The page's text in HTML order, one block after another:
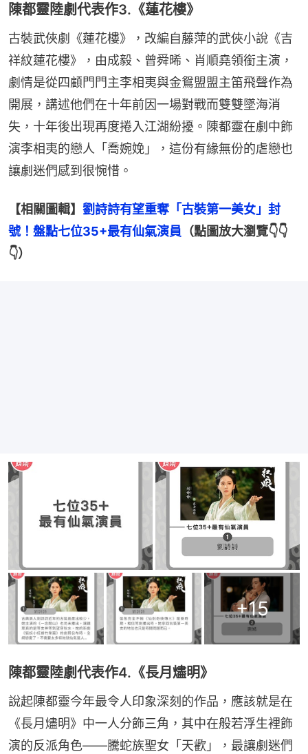
陳都靈陸劇代表作3.《蓮花樓》
古裝武俠劇《蓮花樓》，改編自藤萍的武俠小說《吉
祥紋蓮花樓》，由成毅、曾舜晞、肖順堯領銜主演，
劇情是從四顧門門主李相夷與金鴛盟盟主笛飛聲作為
開展，講述他們在十年前因一場對戰而雙雙墜海消
失，十年後出現再度捲入江湖紛擾。陳都靈在劇中飾
演李相夷的戀人「喬婉娩」，這份有緣無份的虐戀也
讓劇迷們感到很惋惜。
【相關圖輯】 劉詩詩有望重奪「古裝第一美女」封
號！盤點七位35+最有仙氣演員 （點圖放大瀏覽👇👇
👇）
+15
陳都靈陸劇代表作4.《長月燼明》
說起陳都靈今年最令人印象深刻的作品，應該就是在
《長月燼明》中一人分飾三角，其中在般若浮生裡飾
演的反派角色——騰蛇族聖女「天歡」，最讓劇迷們